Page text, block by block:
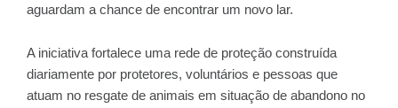
aguardam a chance de encontrar um novo lar.
A iniciativa fortalece uma rede de proteção construída
diariamente por protetores, voluntários e pessoas que
atuam no resgate de animais em situação de abandono no